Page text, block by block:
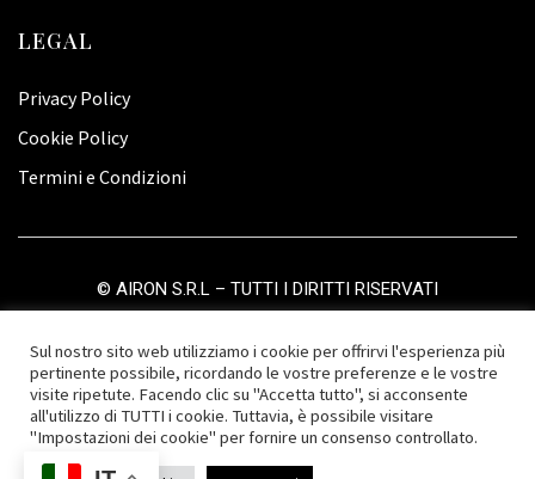
LEGAL
Privacy Policy
Cookie Policy
Termini e Condizioni
© AIRON S.R.L – TUTTI I DIRITTI RISERVATI
Sul nostro sito web utilizziamo i cookie per offrirvi l'esperienza più
pertinente possibile, ricordando le vostre preferenze e le vostre
visite ripetute. Facendo clic su "Accetta tutto", si acconsente
all'utilizzo di TUTTI i cookie. Tuttavia, è possibile visitare
"Impostazioni dei cookie" per fornire un consenso controllato.